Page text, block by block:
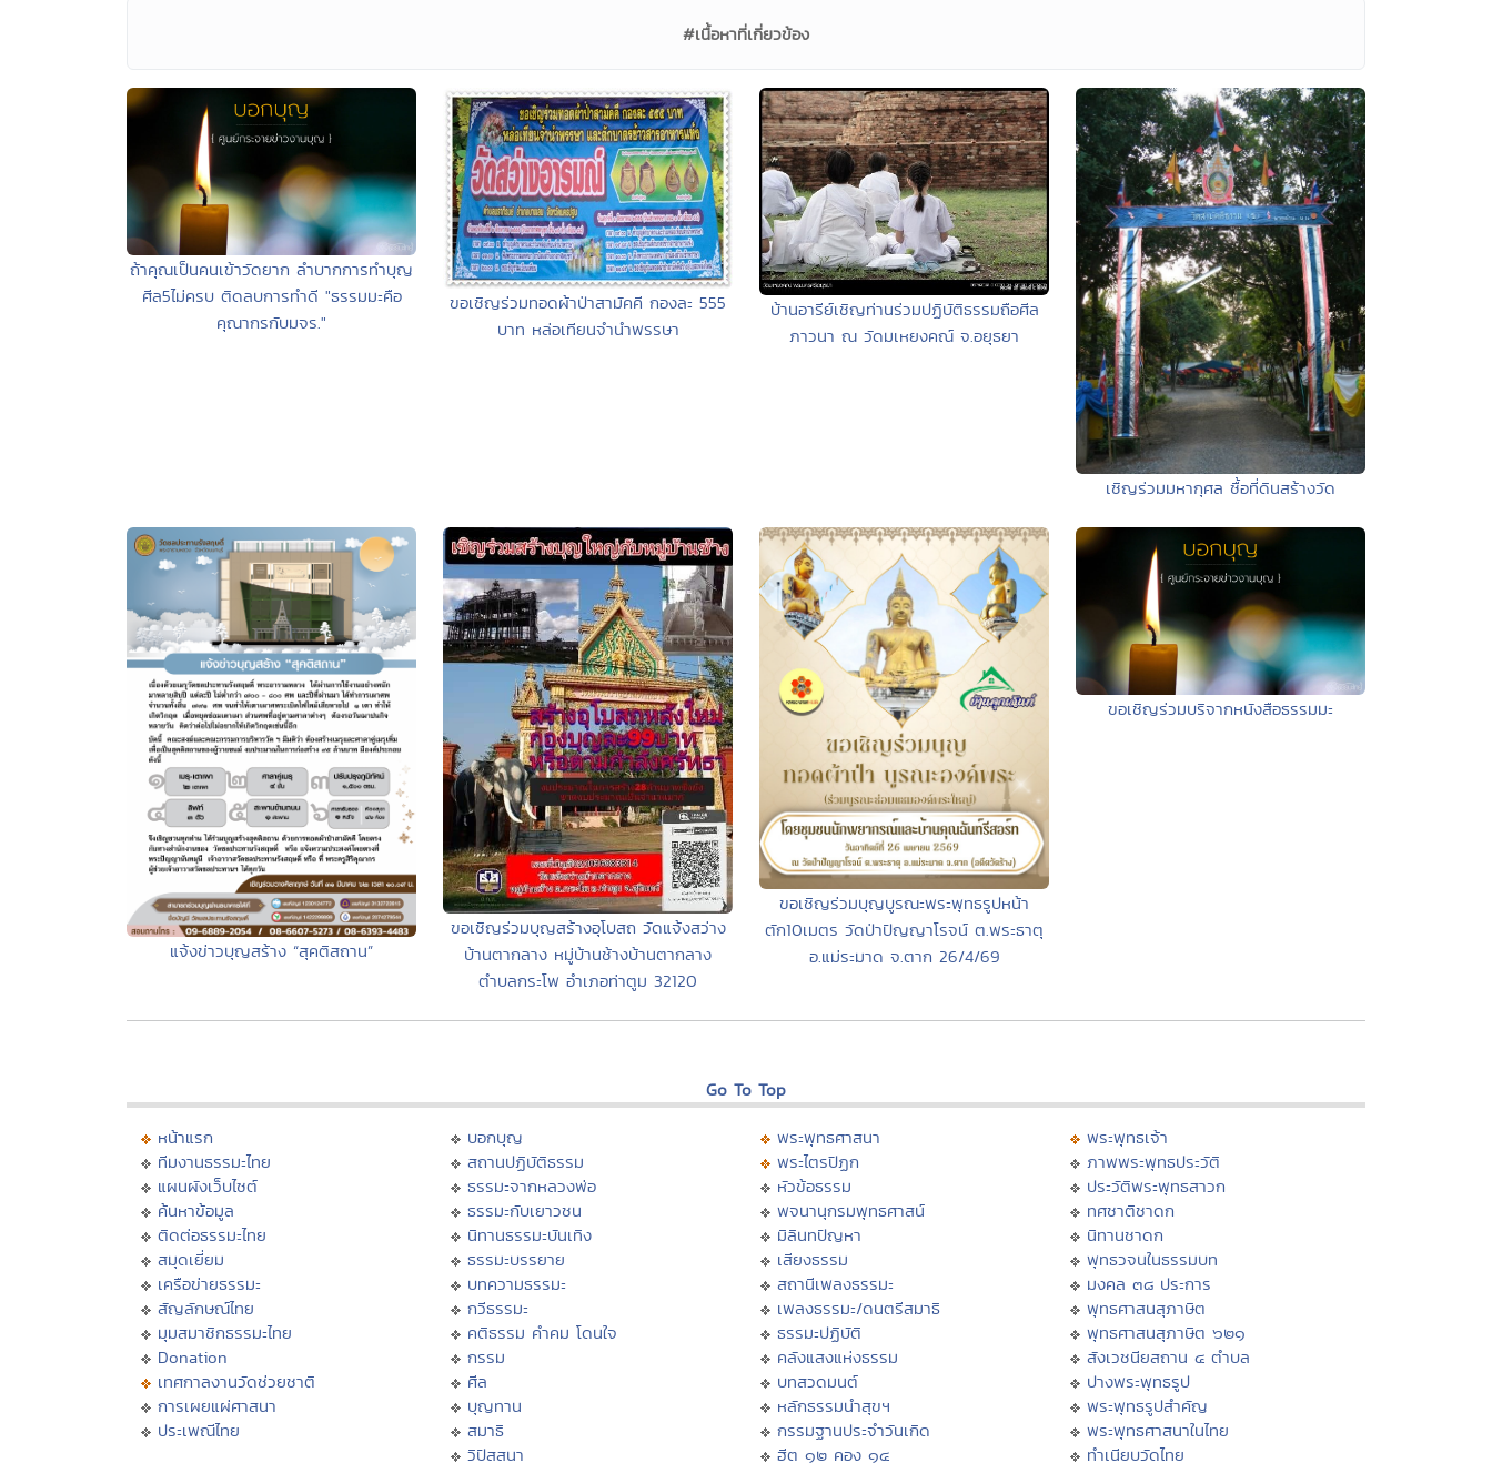
#เนื้อหาที่เกี่ยวข้อง
ถ้าคุณเป็นคนเข้าวัดยาก ลำบากการทำบุญ
ศีล5ไม่ครบ ติดลบการทำดี "ธรรมมะคือ
คุณากรกับมจร."
ขอเชิญร่วมทอดผ้าป่าสามัคคี กองละ 555
บาท หล่อเทียนจำนำพรรษา
บ้านอารีย์เชิญท่านร่วมปฏิบัติธรรมถือศีล
ภาวนา ณ วัดมเหยงคณ์ จ.อยุธยา
เชิญร่วมมหากุศล ซื้อที่ดินสร้างวัด
แจ้งข่าวบุญสร้าง “สุคติสถาน”
ขอเชิญร่วมบุญสร้างอุโบสถ วัดแจ้งสว่าง
บ้านตากลาง หมู่บ้านช้างบ้านตากลาง
ตำบลกระโพ อำเภอท่าตูม 32120
ขอเชิญร่วมบุญบูรณะพระพุทธรูปหน้า
ตัก10เมตร วัดป่าปัญญาโรจน์ ต.พระธาตุ
อ.แม่ระมาด จ.ตาก 26/4/69
ขอเชิญร่วมบริจากหนังสือธรรมมะ
Go To Top
หน้าแรก
ทีมงานธรรมะไทย
แผนผังเว็บไซต์
ค้นหาข้อมูล
ติดต่อธรรมะไทย
สมุดเยี่ยม
เครือข่ายธรรมะ
สัญลักษณ์ไทย
มุมสมาชิกธรรมะไทย
Donation
เทศกาลงานวัดช่วยชาติ
การเผยแผ่ศาสนา
ประเพณีไทย
บอกบุญ
สถานปฏิบัติธรรม
ธรรมะจากหลวงพ่อ
ธรรมะกับเยาวชน
นิทานธรรมะบันเทิง
ธรรมะบรรยาย
บทความธรรมะ
กวีธรรมะ
คติธรรม คำคม โดนใจ
กรรม
ศีล
บุญทาน
สมาธิ
วิปัสสนา
พระพุทธศาสนา
พระไตรปิฏก
หัวข้อธรรม
พจนานุกรมพุทธศาสน์
มิลินทปัญหา
เสียงธรรม
สถานีเพลงธรรมะ
เพลงธรรมะ/ดนตรีสมาธิ
ธรรมะปฏิบัติ
คลังแสงแห่งธรรม
บทสวดมนต์
หลักธรรมนำสุขฯ
กรรมฐานประจำวันเกิด
ฮีต ๑๒ คอง ๑๔
พระพุทธเจ้า
ภาพพระพุทธประวัติ
ประวัติพระพุทธสาวก
ทศชาติชาดก
นิทานชาดก
พุทธวจนในธรรมบท
มงคล ๓๘ ประการ
พุทธศาสนสุภาษิต
พุทธศาสนสุภาษิต ๖๒๑
สังเวชนียสถาน ๔ ตำบล
ปางพระพุทธรูป
พระพุทธรูปสำคัญ
พระพุทธศาสนาในไทย
ทำเนียบวัดไทย